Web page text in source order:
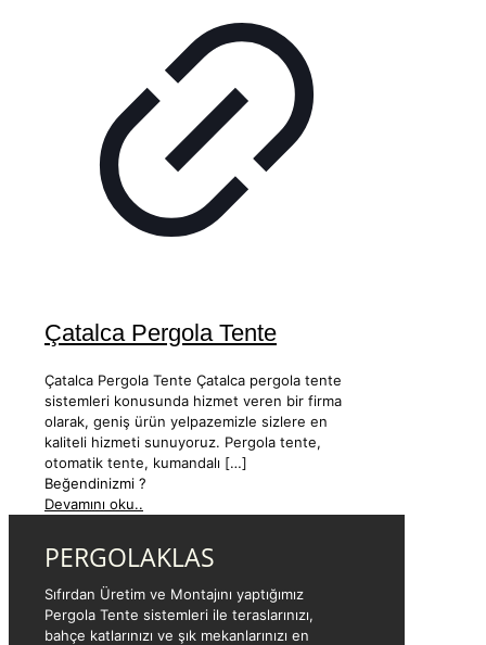
Çatalca Pergola Tente
Çatalca Pergola Tente Çatalca pergola tente
sistemleri konusunda hizmet veren bir firma
olarak, geniş ürün yelpazemizle sizlere en
kaliteli hizmeti sunuyoruz. Pergola tente,
otomatik tente, kumandalı […]
Beğendinizmi ?
Devamını oku..
PERGOLAKLAS
Sıfırdan Üretim ve Montajını yaptığımız
Pergola Tente sistemleri ile teraslarınızı,
bahçe katlarınızı ve şık mekanlarınızı en